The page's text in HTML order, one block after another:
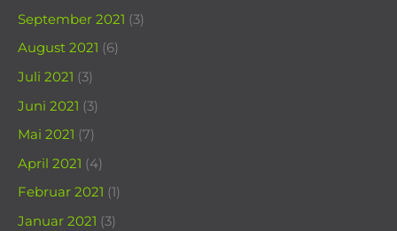
September 2021 (3)
August 2021 (6)
Juli 2021 (3)
Juni 2021 (3)
Mai 2021 (7)
April 2021 (4)
Februar 2021 (1)
Januar 2021 (3)